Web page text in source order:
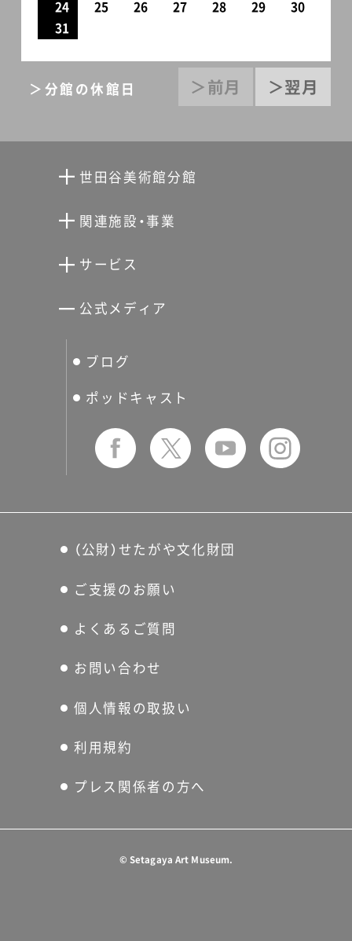
24
25 26 27 28 29
30
31
＞前月 ＞翌月
＞分館の休館日
世田谷美術館分館
分館スケジュール
関連施設・事業
世田谷文学館
せたおん
サービス
せたがやアーツカード
友の会
公式メディア
ブログ
ポッドキャスト
（公財）せたがや文化財団
ご支援のお願い
よくあるご質問
お問い合わせ
個人情報の取扱い
利用規約
プレス関係者の方へ
© Setagaya Art Museum.